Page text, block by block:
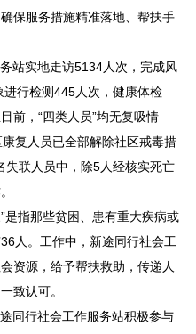
保服务措施精准落地、帮扶手
站实地走访5134人次，完成风
行检测445人次，健康体检
前，“四类人员”均无复吸情
复人员已全部解除社区戒毒措
失联人员中，除5人经核实死亡
是指那些贫困、患有重大疾病或
人。工作中，新途同行社会工
资源，给予帮扶救助，传递人
致认可。
同行社会工作服务站积极参与